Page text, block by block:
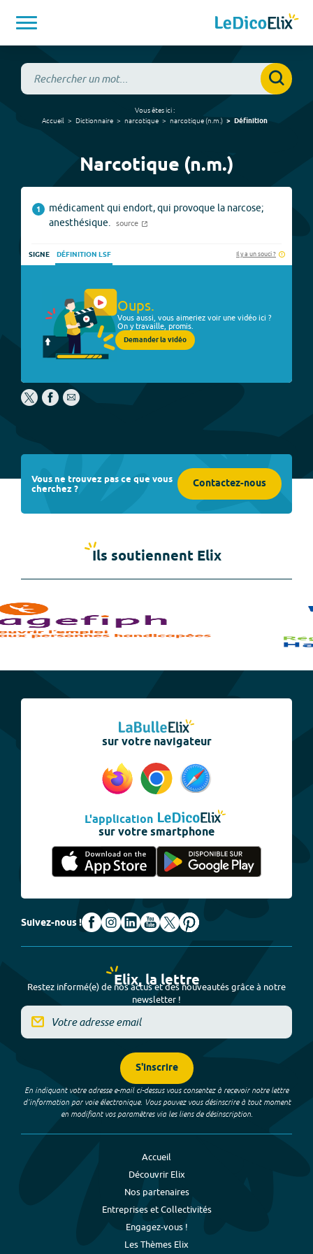
Vous êtes ici :
Accueil
Dictionnaire narcotique narcotique(n.m. ) Définition
Narcotique (n.m.)
1
médicament qui endort, qui provoque la narcose;
anesthésique.
source
SIGNE DÉFINITION LSF Il y a un souci ?
Oups.
Vous aussi, vous aimeriez voir une vidéo ici ?
On y travaille, promis.
Demander la vidéo
Vous ne trouvez pas ce que vous
cherchez ? Contactez-nous
Ils soutiennent Elix
sur votre navigateur
L'application
sur votre smartphone
Suivez-nous !
Elix, la lettre
Restez informé(e) de nos actus et des nouveautés grâce à notre
newsletter !
S'inscrire
En indiquant votre adresse e-mail ci-dessus vous consentez à recevoir notre lettre
d’information par voie électronique. Vous pouvez vous désinscrire à tout moment
en modifiant vos paramètres via les liens de désinscription.
Accueil
Découvrir Elix
Nos partenaires
Entreprises et Collectivités
Engagez-vous !
Les Thèmes Elix